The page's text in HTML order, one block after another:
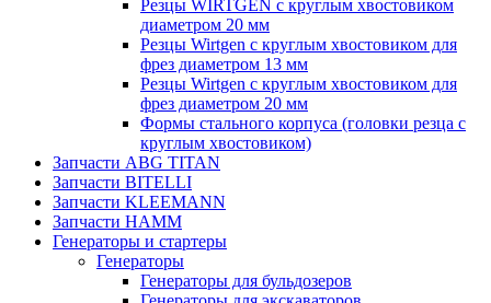
Резцы WIRTGEN с круглым хвостовиком
диаметром 20 мм
Резцы Wirtgen с круглым хвостовиком для
фрез диаметром 13 мм
Резцы Wirtgen с круглым хвостовиком для
фрез диаметром 20 мм
Формы стального корпуса (головки резца с
круглым хвостовиком)
Запчасти ABG TITAN
Запчасти BITELLI
Запчасти KLEEMANN
Запчасти HAMM
Генераторы и стартеры
Генераторы
Генераторы для бульдозеров